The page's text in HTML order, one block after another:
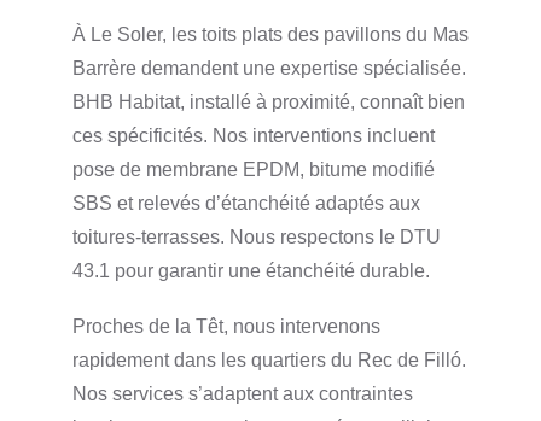
À Le Soler, les toits plats des pavillons du Mas
Barrère demandent une expertise spécialisée.
BHB Habitat, installé à proximité, connaît bien
ces spécificités. Nos interventions incluent
pose de membrane EPDM, bitume modifié
SBS et relevés d’étanchéité adaptés aux
toitures-terrasses. Nous respectons le DTU
43.1 pour garantir une étanchéité durable.
Proches de la Têt, nous intervenons
rapidement dans les quartiers du Rec de Filló.
Nos services s’adaptent aux contraintes